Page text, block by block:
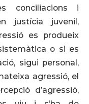
conciliacions i
justícia juvenil,
es produeix
o si es
sigui personal,
agressió, el
d’agressió,